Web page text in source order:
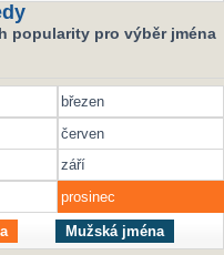
popularity pro výběr jména
březen
červen
září
prosinec
Mužská jména